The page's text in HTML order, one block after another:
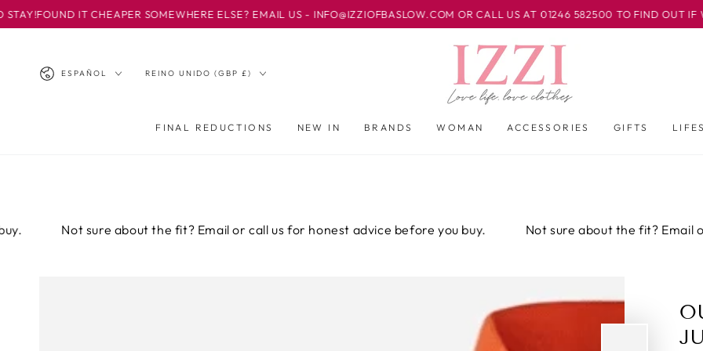
IR AL
CONTENIDO
CHEAPER SOMEWHERE ELSE? EMAIL US - INFO@IZZIOFBASLOW.COM OR CALL US AT 01246 582500 TO FIND OUT IF WE CAN MATCH
IdiomaESPAÑOL País/región
REINO UNIDO (GBP £)
FINAL REDUCTIONS NEW IN BRANDS WOMAN ACCESSORIES GIFTS
about the fit? Email or call us for honest advice before you buy. Not sure about the fit? Email or call us for